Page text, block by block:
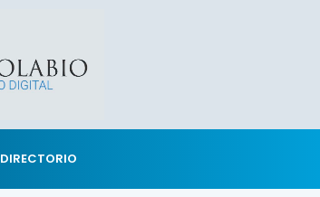
DIRECTORIO